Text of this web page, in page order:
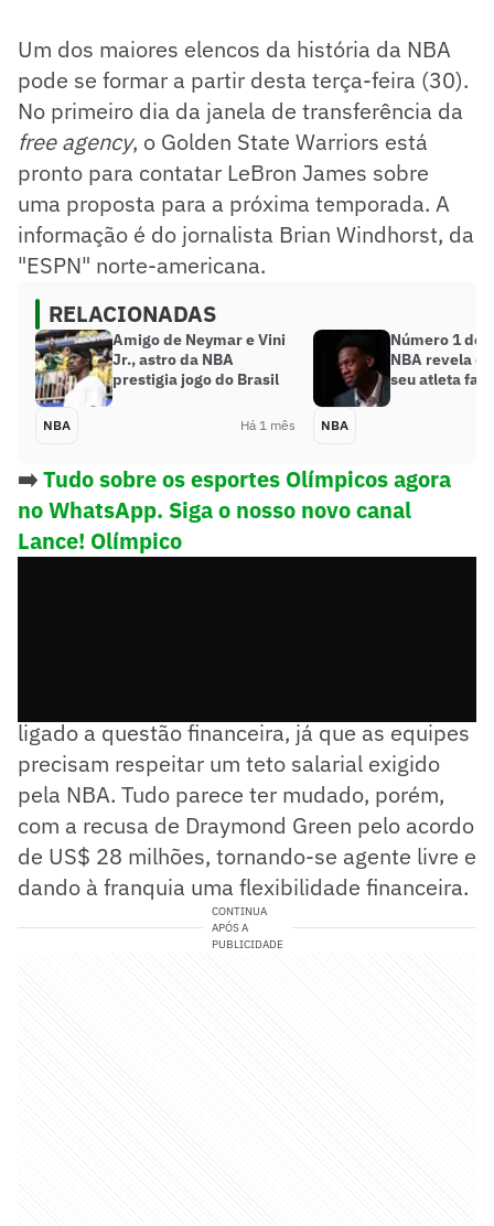
Um dos maiores elencos da história da NBA
pode se formar a partir desta terça-feira (30).
No primeiro dia da janela de transferência da
free agency, o Golden State Warriors está
pronto para contatar LeBron James sobre
uma proposta para a próxima temporada. A
informação é do jornalista Brian Windhorst, da
"ESPN" norte-americana.
RELACIONADAS
Amigo de Neymar e Vini
Jr., astro da NBA
prestigia jogo do Brasil
NBA Há 1 mês
Número 1 do
NBA revela
seu atleta
NBA
➡️Tudo sobre os esportes Olímpicos agora
no WhatsApp. Siga o nosso novo canal
Lance! Olímpico
ligado a questão financeira, já que as equipes
precisam respeitar um teto salarial exigido
pela NBA. Tudo parece ter mudado, porém,
com a recusa de Draymond Green pelo acordo
de US$ 28 milhões, tornando-se agente livre e
dando à franquia uma flexibilidade financeira.
CONTINUA
APÓS A
PUBLICIDADE